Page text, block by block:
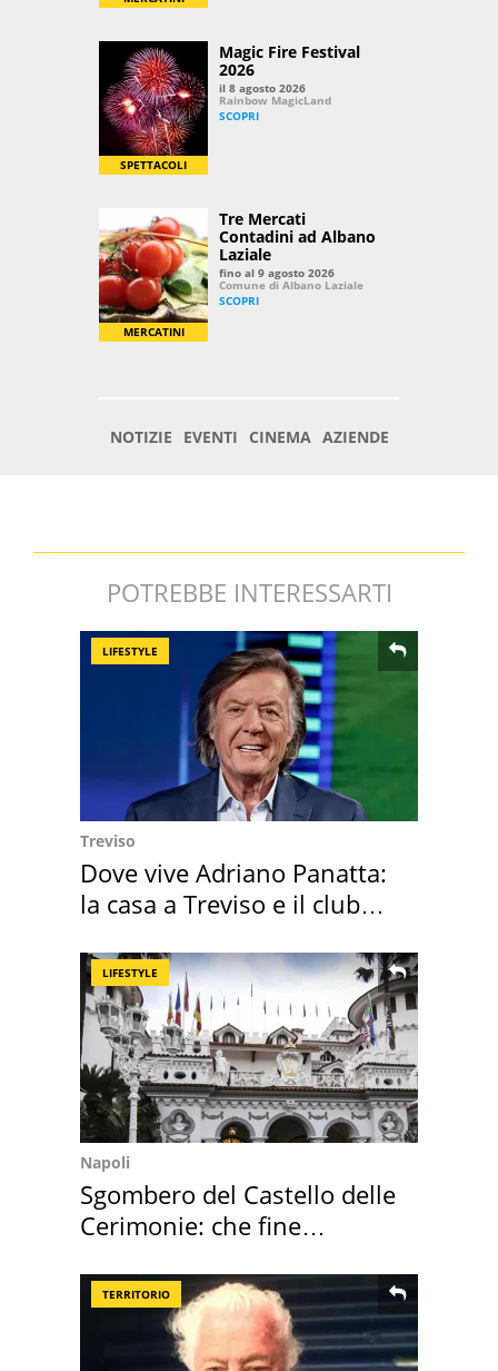
POTREBBE INTERESSARTI
LIFESTYLE
Treviso
Dove vive Adriano Panatta:
la casa a Treviso e il club
LIFESTYLE
Napoli
Sgombero del Castello delle
Cerimonie: che fine
TERRITORIO